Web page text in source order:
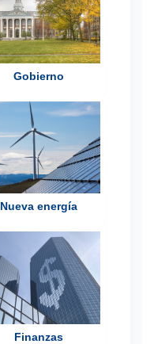
Gobierno
Nueva energía
Finanzas